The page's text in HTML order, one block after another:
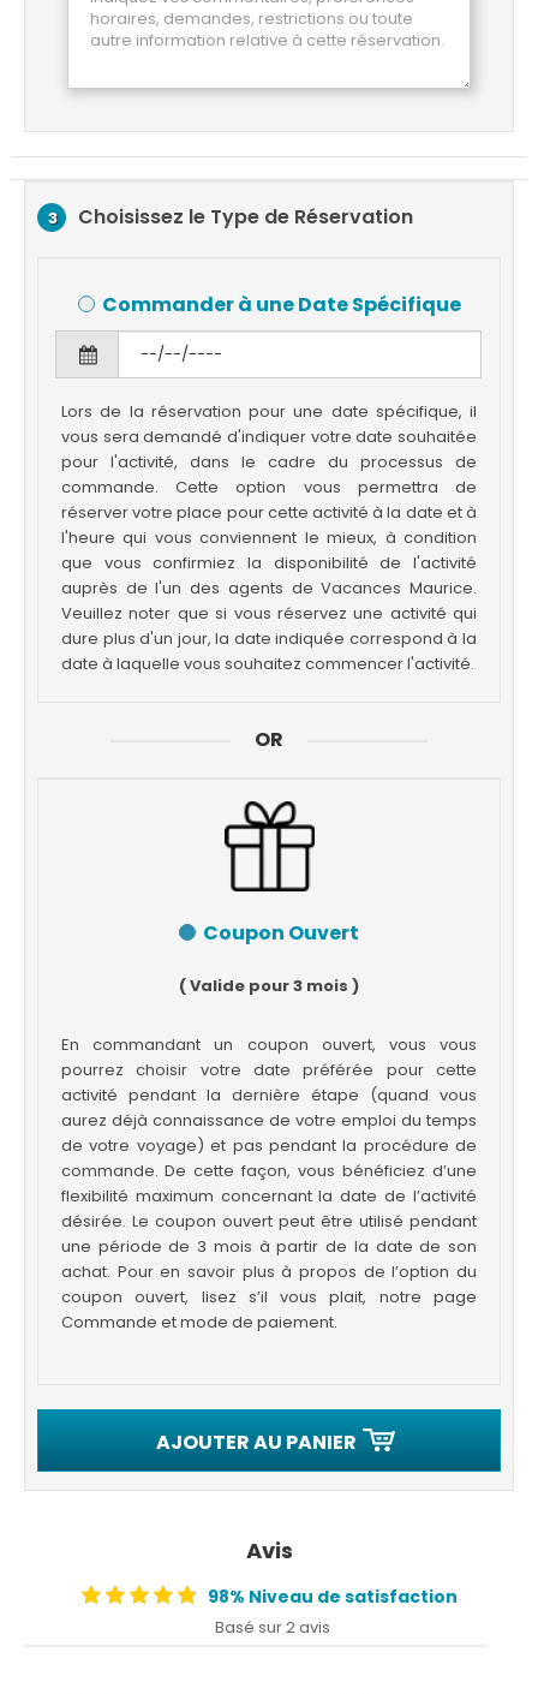
3 Choisissez le Type de Réservation
Commander à une Date Spécifique
Lors de la réservation pour une date spécifique, il
vous sera demandé d'indiquer votre date souhaitée
pour l'activité, dans le cadre du processus de
commande. Cette option vous permettra de
réserver votre place pour cette activité à la date et à
l'heure qui vous conviennent le mieux, à condition
que vous confirmiez la disponibilité de l'activité
auprès de l'un des agents de Vacances Maurice.
Veuillez noter que si vous réservez une activité qui
dure plus d'un jour, la date indiquée correspond à la
date à laquelle vous souhaitez commencer l'activité.
OR
Coupon Ouvert
( Valide pour 3 mois )
En commandant un coupon ouvert, vous vous
pourrez choisir votre date préférée pour cette
activité pendant la dernière étape (quand vous
aurez déjà connaissance de votre emploi du temps
de votre voyage) et pas pendant la procédure de
commande. De cette façon, vous bénéficiez d’une
flexibilité maximum concernant la date de l’activité
désirée. Le coupon ouvert peut être utilisé pendant
une période de 3 mois à partir de la date de son
achat. Pour en savoir plus à propos de l’option du
coupon ouvert, lisez s’il vous plait, notre page
Commande et mode de paiement.
AJOUTER AU PANIER
Avis
98% Niveau de satisfaction
Basé sur 2 avis